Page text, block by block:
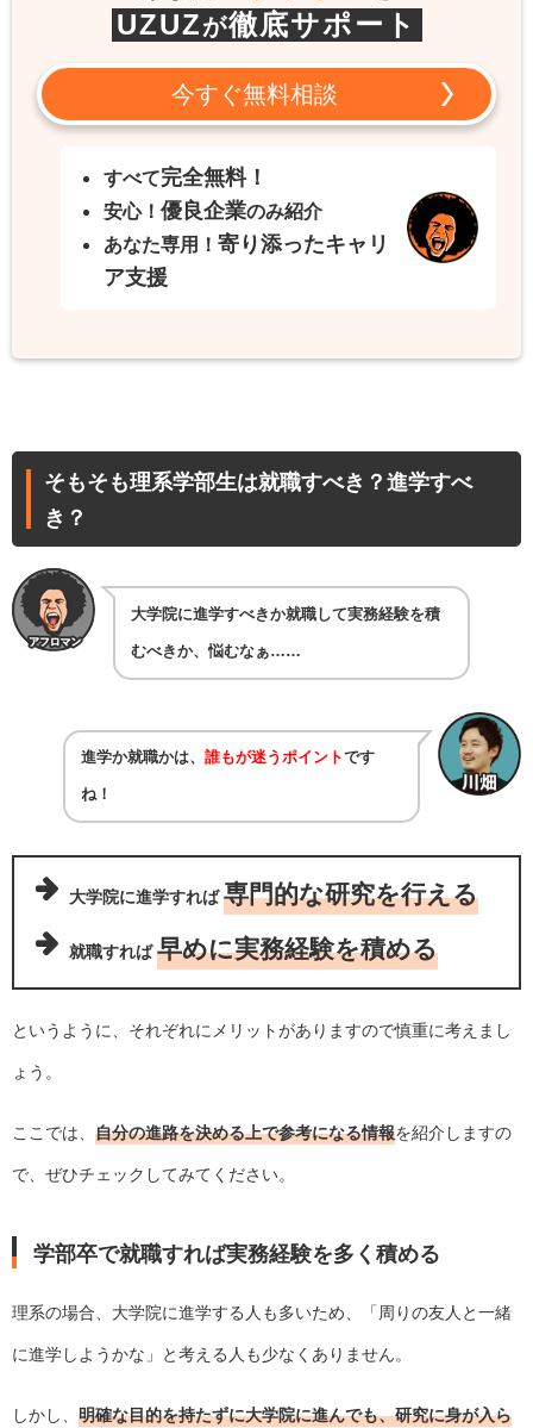
UZUZが徹底サポート
今すぐ無料相談
すべて完全無料！
安心！ 優良企業のみ紹介
あなた専用！ 寄り添ったキャリ
ア支援
そもそも理系学部生は就職すべき？進学すべ
き？
大学院に進学すべきか就職して実務経験を積
むべきか、悩むなぁ……
進学か就職かは、 誰もが迷うポイントです
ね！
大学院に進学すれば専門的な研究を行える
就職すれば早めに実務経験を積める
というように、それぞれにメリットがありますので慎重に考えまし
ょう。
ここでは、 自分の進路を決める上で参考になる情報を紹介しますの
で、ぜひチェックしてみてください。
学部卒で就職すれば実務経験を多く積める
理系の場合、大学院に進学する人も多いため、「周りの友人と一緒
に進学しようかな」と考える人も少なくありません。
しかし、 明確な目的を持たずに大学院に進んでも、研究に身が入ら